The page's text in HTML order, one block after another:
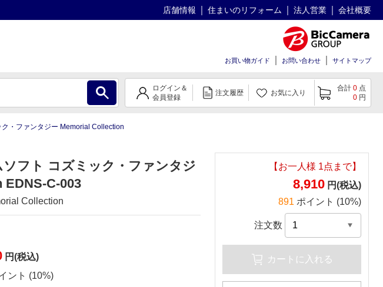
店舗情報 住まいのリフォーム 法人営業 会社概要
お買い物ガイド お問い合わせ サイトマップ
ログイン＆
会員登録
注文履歴 お気に入り
合計 0 点
0 円
・ファンタジー Memorial Collection
フト コズミック・ファンタジ
C-003
Collection
円(税込)
ント (10%)
【お一人様 1点まで】
8,910 円(税込)
891 ポイント (10%)
注文数
カートに入れる